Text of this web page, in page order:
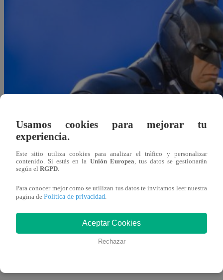
Redacción Latina
Los fanáticos de Batman y de todos los personajes de
Usamos cookies para mejorar tu
experiencia.
Este sitio utiliza cookies para analizar el tráfico y personalizar
contenido. Si estás en la Unión Europea, tus datos se gestionarán
según el RGPD.
Para conocer mejor como se utilizan tus datos te invitamos leer nuestra
pagina de Política de privacidad.
Aceptar Cookies
Rechazar